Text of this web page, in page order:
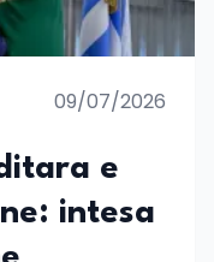
09/07/2026
e
intesa